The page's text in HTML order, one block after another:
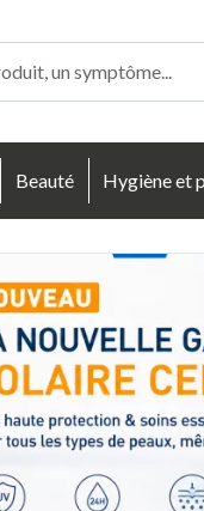
Beauté Hygiène et